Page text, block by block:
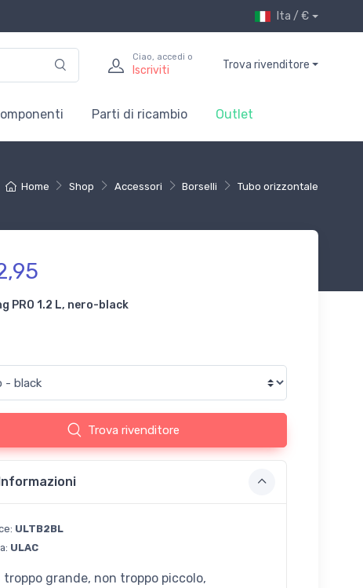
Ita / €
Ciao, accedi o
Iscriviti Trova rivenditore
Parti di ricambio Outlet
Home Shop Accessori Borselli Tubo orizzontale
PRO 1.2 L, nero-black
Trova rivenditore
Informazioni
ULTB2BL
ULAC
troppo grande, non troppo piccolo,